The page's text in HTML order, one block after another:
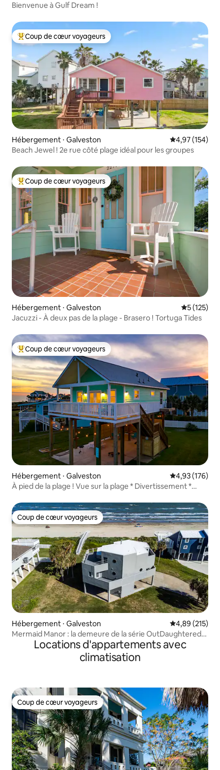
Bienvenue à Gulf Dream !
Coups de cœur voyageurs les plus appréciés
Coup de cœur voyageurs
Hébergement ⋅ Galveston Évaluation
4,97 (154)
Beach Jewel ! 2e rue côté plage idéal pour les groupes
Coups de cœur voyageurs les plus appréciés
Coup de cœur voyageurs
Hébergement ⋅ Galveston Évaluation
5 (125)
Jacuzzi - À deux pas de la plage - Brasero ! Tortuga Tides
Coups de cœur voyageurs les plus appréciés
Coup de cœur voyageurs
Hébergement ⋅ Galveston Évaluation
4,93 (176)
À pied de la plage ! Vue sur la plage * Divertissement *
Coup de cœur voyageurs
Coup de cœur voyageurs
Hébergement ⋅ Galveston Évaluation
4,89 (215)
Mermaid Manor : la demeure de la série OutDaughtered
de TLCLocations d'appartements avec
climatisation
Coup de cœur voyageurs
Coup de cœur voyageurs